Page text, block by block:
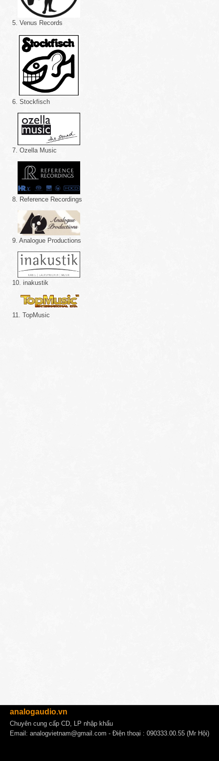
5. Venus Records
6. Stockfisch
7. Ozella Music
8. Reference Recordings
9. Analogue Productions
10. inakustik
11. TopMusic
analogaudio.vn
Chuyên cung cấp CD, LP nhập khẩu
Email: analogvietnam@gmail.com - Điện thoại : 090333.00.55 (Mr Hội)